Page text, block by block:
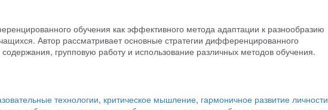
обучения как эффективного метода адаптации к разнообразию
Автор рассматривает основные стратегии дифференцированного
групповую работу и использование различных методов обучения.
технологии, критическое мышление, гармоничное развитие личности